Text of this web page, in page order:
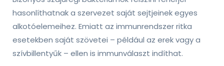
hasonlíthatnak a szervezet saját sejtjeinek egyes
alkotóelemeihez. Emiatt az immunrendszer ritka
esetekben saját szövetei – például az erek vagy a
szívbillentyűk – ellen is immunválaszt indíthat.